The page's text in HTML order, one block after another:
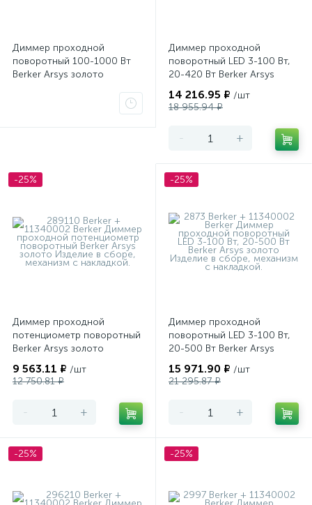
Диммер проходной
поворотный 100-1000 Вт
Berker Arsys золото
Диммер проходной
поворотный LED 3-100 Вт,
20-420 Вт Berker Arsys
14 216.95 ₽ /шт
18 955.94 ₽
- +
-25%
Диммер проходной
потенциометр поворотный
Berker Arsys золото
9 563.11 ₽ /шт
12 750.81 ₽
- +
-25%
Диммер проходной
поворотный LED 3-100 Вт,
20-500 Вт Berker Arsys
15 971.90 ₽ /шт
21 295.87 ₽
- +
-25% -25%